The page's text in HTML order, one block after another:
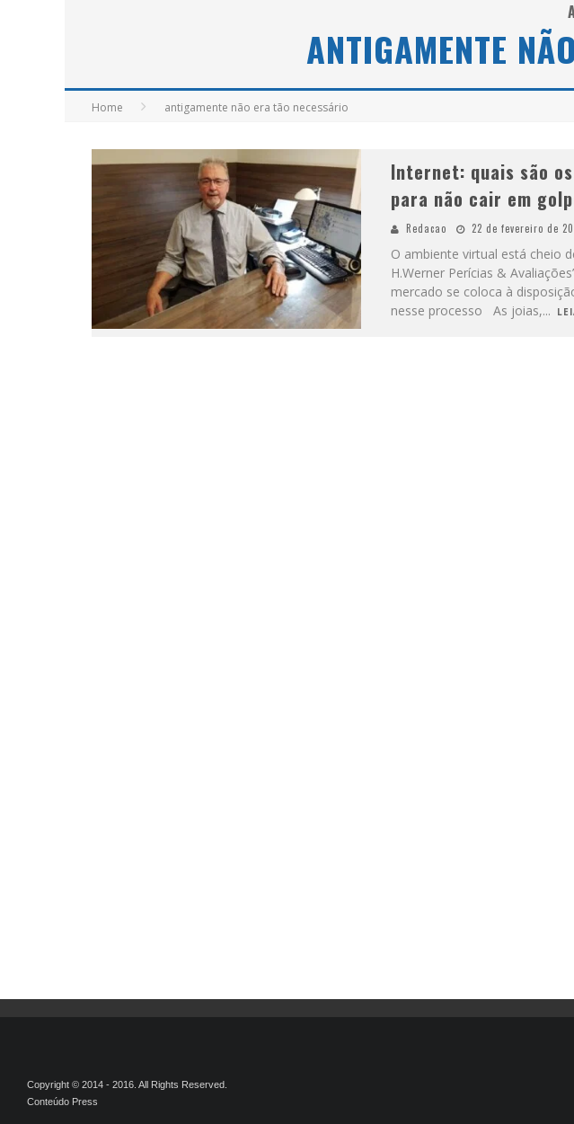
ANTIGAMENTE
Home antigamente não era tão necessário
Internet: quais são
para não cair em
Redacao 22 de fevereiro de
O ambiente virtual está cheio
H.Werner Perícias &
mercado se coloca à
nesse processo As joias,...
Copyright © 2014 - 2016. All Rights Reserved.
Conteúdo Press